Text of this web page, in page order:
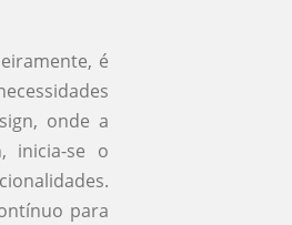
é
onde a
inicia-se o
para